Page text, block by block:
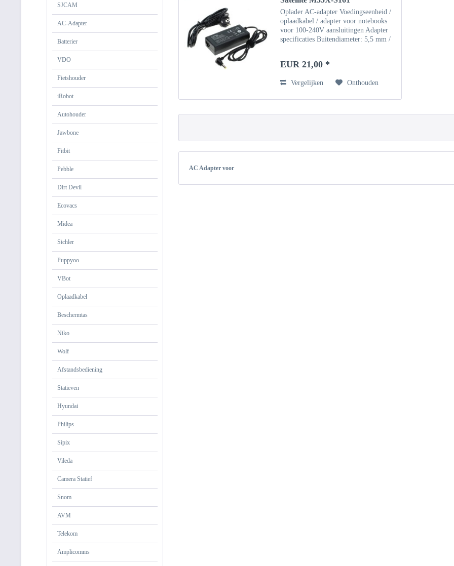
SJCAM
AC-Adapter
Batterier
VDO
Fietshouder
iRobot
Autohouder
Jawbone
Fitbit
Pebble
Dirt Devil
Ecovacs
Midea
Sichler
Puppyoo
VBot
Oplaadkabel
Beschermtas
Niko
Wolf
Afstandsbediening
Statieven
Hyundai
Philips
Sipix
Vileda
Camera Statief
Snom
AVM
Telekom
Amplicomms
Oplader AC-adapter Voedingseenheid /
oplaadkabel / adapter voor notebooks
voor 100-240V aansluitingen Adapter
specificaties Buitendiameter: 5,5 mm /
EUR 21,00 *
Vergelijken Onthouden
AC Adapter voor